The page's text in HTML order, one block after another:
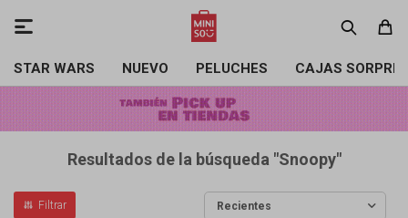
STAR WARS NUEVO PELUCHES CAJAS

Resultados de la búsqueda "Snoopy"
Recientes